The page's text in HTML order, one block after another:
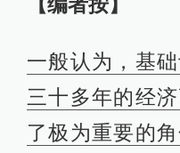
【编者按】
一般认为，基
三十多年的经
了极为重要的